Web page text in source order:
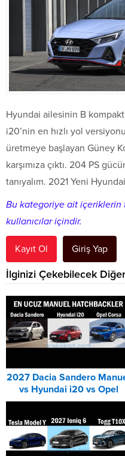
Hyundai ailesinin B
i20’nin en hızlı yol
üretmeye başlayan Güney
karşımıza çıktı. 204 PS
tanıyalım. 2021 Yeni
Bu kategoriye ait içeriklerin
kullanıcılar içindir.
Kayıt Ol Giriş Yap
İlginizi Çekebilecek
2027 Dacia Sandero
vs Hyundai i20 vs Opel
Corsa Karşılaştırması